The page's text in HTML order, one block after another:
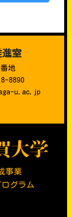
事業
グラム
室
地
8890
u.ac.jp